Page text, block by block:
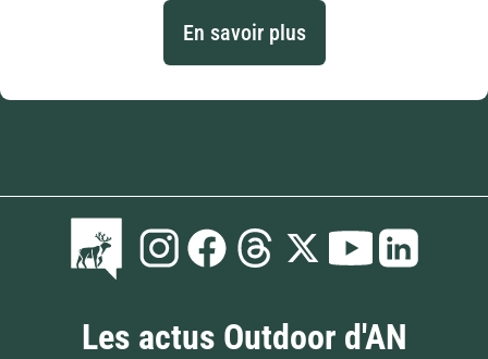
En savoir plus
Les actus Outdoor d'AN